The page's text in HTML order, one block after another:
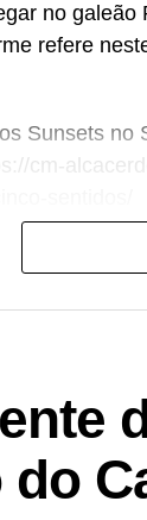
no
refere
Sunsets no
cm-
Share
do